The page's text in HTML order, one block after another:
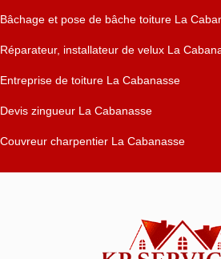
Bâchage et pose de bâche toiture La
Réparateur, installateur de velux La
Entreprise de toiture La Cabanasse
Devis zingueur La Cabanasse
Couvreur charpentier La Cabanasse